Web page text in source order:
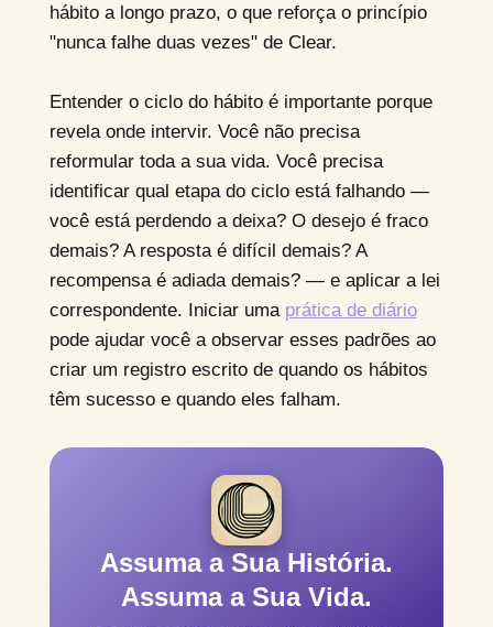
hábito a longo prazo, o que reforça o princípio
"nunca falhe duas vezes" de Clear.
Entender o ciclo do hábito é importante porque
revela onde intervir. Você não precisa
reformular toda a sua vida. Você precisa
identificar qual etapa do ciclo está falhando —
você está perdendo a deixa? O desejo é fraco
demais? A resposta é difícil demais? A
recompensa é adiada demais? — e aplicar a lei
correspondente. Iniciar uma prática de diário
pode ajudar você a observar esses padrões ao
criar um registro escrito de quando os hábitos
têm sucesso e quando eles falham.
Assuma a Sua História.
Assuma a Sua Vida.